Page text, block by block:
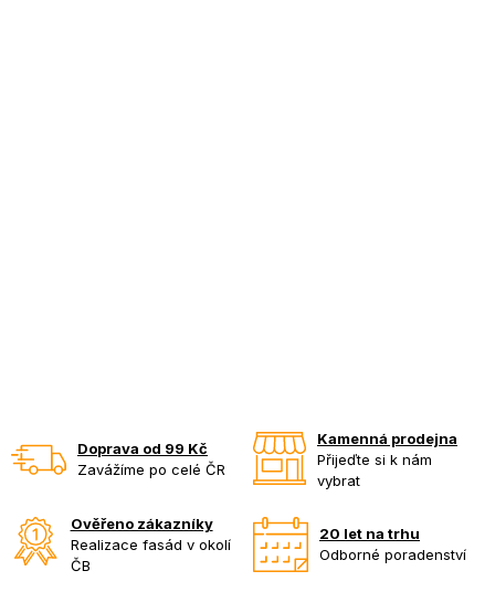
Doprava od 99 Kč
Zavážíme po celé ČR
Kamenná prodejna
Přijeďte si k nám
vybrat
Ověřeno zákazníky
Realizace fasád v okolí
ČB
20 let na trhu
Odborné poradenství